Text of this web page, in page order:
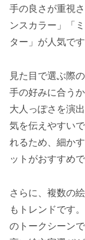
手の良さが重視
ンスカラー」「
ター」が人気です
見た目で選ぶ際
手の好みに合う
大人っぽさを演
気を伝えやすい
れるため、細か
ットがおすすめで
さらに、複数の
もトレンドです
のトークシーン